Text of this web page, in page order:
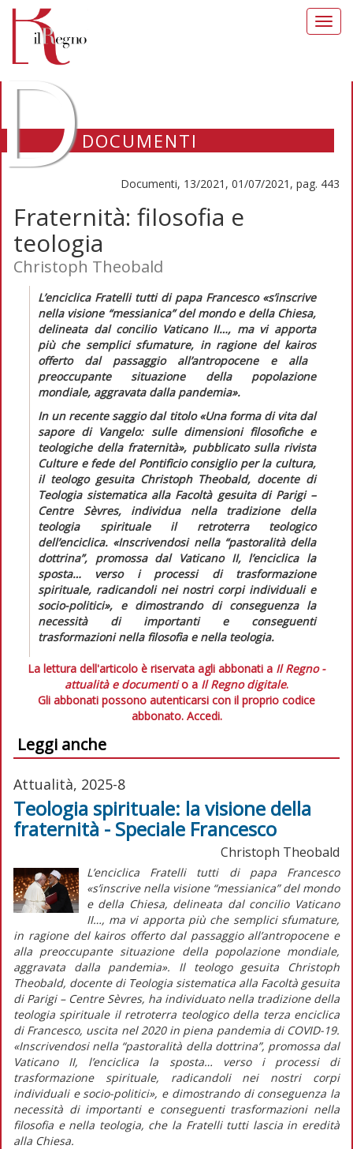
DOCUMENTI
Documenti, 13/2021, 01/07/2021, pag. 443
Fraternità: filosofia e
teologia
Christoph Theobald
L’enciclica Fratelli tutti di papa Francesco «s’inscrive
nella visione “messianica” del mondo e della Chiesa,
delineata dal concilio Vaticano II…, ma vi apporta
più che semplici sfumature, in ragione del kairos
offerto dal passaggio all’antropocene e alla
preoccupante situazione della popolazione
mondiale, aggravata dalla pandemia».
In un recente saggio dal titolo «Una forma di vita dal
sapore di Vangelo: sulle dimensioni filosofiche e
teologiche della fraternità», pubblicato sulla rivista
Culture e fede del Pontificio consiglio per la cultura,
il teologo gesuita Christoph Theobald, docente di
Teologia sistematica alla Facoltà gesuita di Parigi –
Centre Sèvres, individua nella tradizione della
teologia spirituale il retroterra teologico
dell’enciclica. «Inscrivendosi nella “pastoralità della
dottrina”, promossa dal Vaticano II, l’enciclica la
sposta… verso i processi di trasformazione
spirituale, radicandoli nei nostri corpi individuali e
socio-politici», e dimostrando di conseguenza la
necessità di importanti e conseguenti
trasformazioni nella filosofia e nella teologia.
La lettura dell'articolo è riservata agli abbonati a Il Regno -
attualità e documentio a Il Regno digitale.
Gli abbonati possono autenticarsi con il proprio codice
abbonato. Accedi.
Leggi anche
Attualità, 2025-8
Teologia spirituale: la visione della
fraternità - Speciale Francesco
Christoph Theobald
L’enciclica Fratelli tutti di papa Francesco
«s’inscrive nella visione “messianica” del mondo
e della Chiesa, delineata dal concilio Vaticano
II…, ma vi apporta più che semplici sfumature,
in ragione del kairosofferto dal passaggio all’antropocene e
alla preoccupante situazione della popolazione mondiale,
aggravata dalla pandemia». Il teologo gesuita Christoph
Theobald, docente di Teologia sistematica alla Facoltà gesuita
di Parigi – Centre Sèvres, ha individuato nella tradizione della
teologia spirituale il retroterra teologico della terza enciclica
di Francesco, uscita nel 2020 in piena pandemia di COVID-19.
«Inscrivendosi nella “pastoralità della dottrina”, promossa dal
Vaticano II, l’enciclica la sposta… verso i processi di
trasformazione spirituale, radicandoli nei nostri corpi
individuali e socio-politici», e dimostrando di conseguenza la
necessità di importanti e conseguenti trasformazioni nella
filosofia e nella teologia, che la Fratelli tutti lascia in eredità
alla Chiesa.